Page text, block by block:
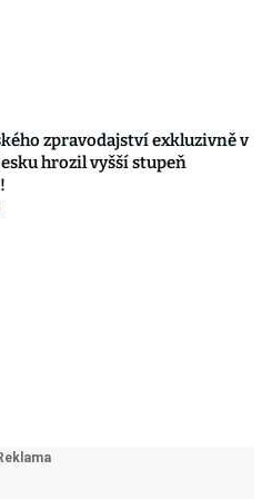
zpravodajství exkluzivně v
hrozil vyšší stupeň